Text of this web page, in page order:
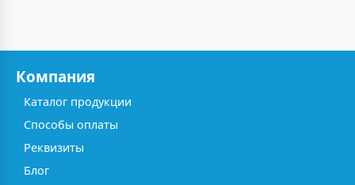
Компания
Каталог продукции
Способы оплаты
Реквизиты
Блог